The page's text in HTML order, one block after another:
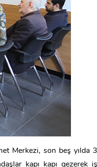
Merkezi, son beş yılda 3
kapı kapı gezerek iş